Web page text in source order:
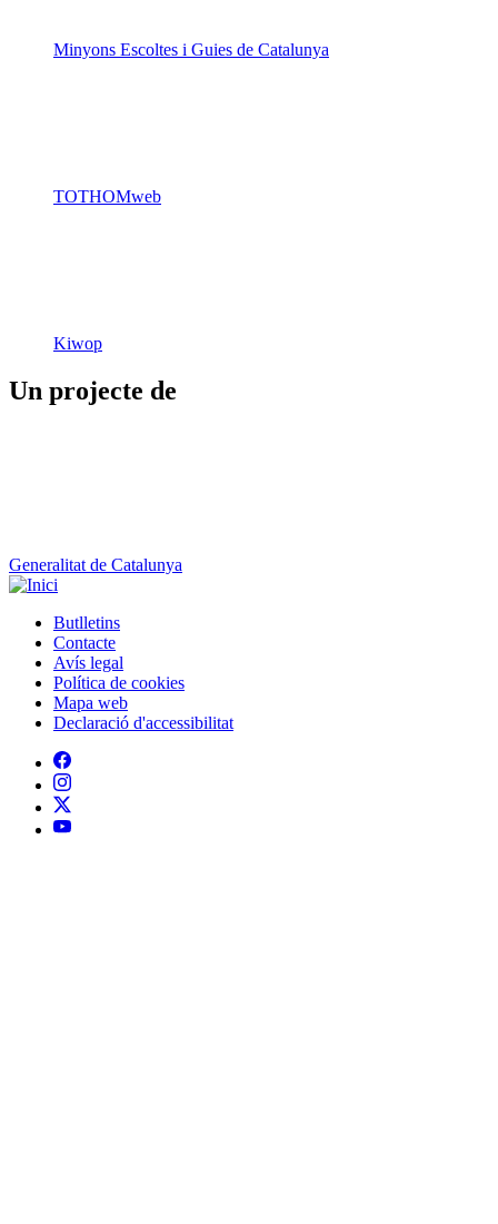
Minyons Escoltes i Guies de Catalunya
TOTHOMweb
Kiwop
Un projecte de
Generalitat de Catalunya
Peu
Butlletins
Contacte
Avís legal
Política de cookies
Mapa web
Declaració d'accessibilitat